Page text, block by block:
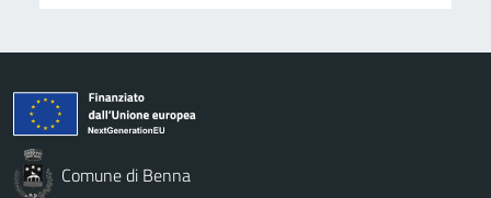
Comune di Benna